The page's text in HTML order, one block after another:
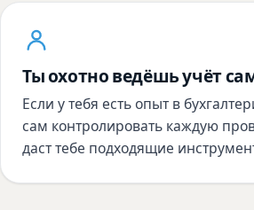
Ты охотно ведёшь учёт
Если у тебя есть опыт в
сам контролировать каждую
даст тебе подходящие